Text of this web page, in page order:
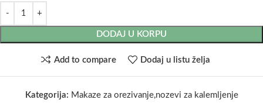
DODAJ U KORPU
Add to compare Dodaj u listu želja
Kategorija: Makaze za orezivanje,nozevi za kalemljenje